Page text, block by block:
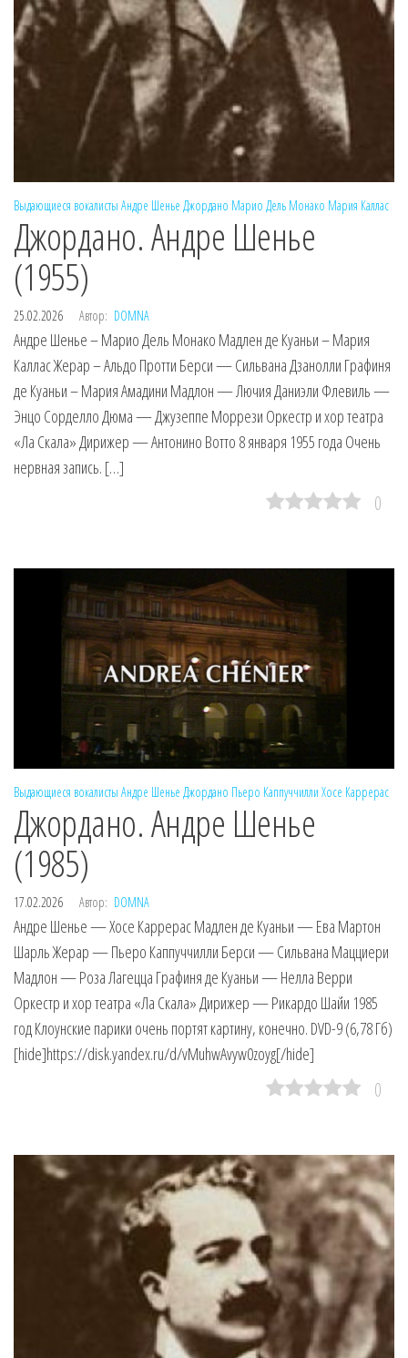
Выдающиеся вокалисты Андре Шенье Джордано Марио Дель Монако Мария Каллас
Джордано. Андре Шенье
(1955)
25.02.2026 Автор: DOMNA
Андре Шенье – Марио Дель Монако Мадлен де Куаньи – Мария
Каллас Жерар – Альдо Протти Берси — Сильвана Дзанолли Графиня
де Куаньи – Мария Амадини Мадлон — Лючия Даниэли Флевиль —
Энцо Сорделло Дюма — Джузеппе Моррези Оркестр и хор театра
«Ла Скала» Дирижер — Антонино Вотто 8 января 1955 года Очень
нервная запись. […]
0
Выдающиеся вокалисты Андре Шенье Джордано Пьеро Каппуччилли Хосе Каррерас
Джордано. Андре Шенье
(1985)
17.02.2026 Автор: DOMNA
Андре Шенье — Хосе Каррерас Мадлен де Куаньи — Ева Мартон
Шарль Жерар — Пьеро Каппуччилли Берси — Сильвана Мацциери
Мадлон — Роза Лагецца Графиня де Куаньи — Нелла Верри
Оркестр и хор театра «Ла Скала» Дирижер — Рикардо Шайи 1985
год Клоунские парики очень портят картину, конечно. DVD-9 (6,78 Гб)
[hide]https://disk.yandex.ru/d/vMuhwAvyw0zoyg[/hide]
0